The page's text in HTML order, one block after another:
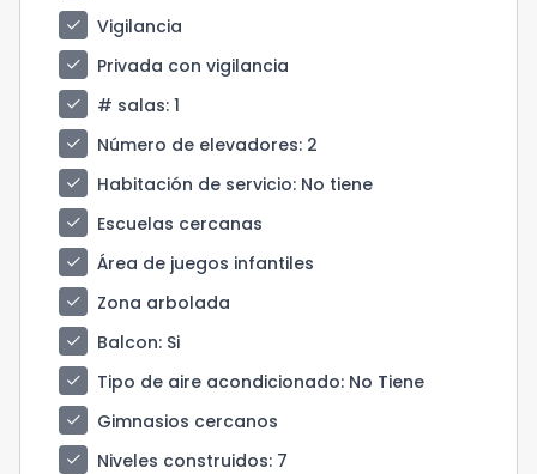
check
Vigilancia
check
Privada con vigilancia
check
# salas: 1
check
Número de elevadores: 2
check
Habitación de servicio: No tiene
check
Escuelas cercanas
check
Área de juegos infantiles
check
Zona arbolada
check
Balcon: Si
check
Tipo de aire acondicionado: No Tiene
check
Gimnasios cercanos
check
Niveles construidos: 7